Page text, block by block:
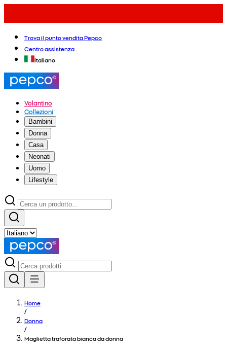
Trova il punto vendita Pepco
Centro assistenza
Italiano
Volantino
Collezioni
Bambini
Donna
Casa
Neonati
Uomo
Lifestyle
Home
/
Donna
/
Maglietta traforata bianca da donna